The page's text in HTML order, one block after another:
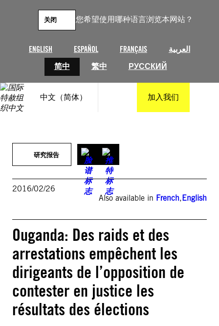
您希望使用哪种语言浏览本网站？
ENGLISH ESPAÑOL FRANÇAIS
العربية
简中
繁中 РУССКИЙ
关闭
中文（简体） 加入我们
研究报告
2016/02/26
Also available in French,English
Ouganda: Des raids et des
arrestations empêchent les
dirigeants de l’opposition de
contester en justice les
résultats des élections